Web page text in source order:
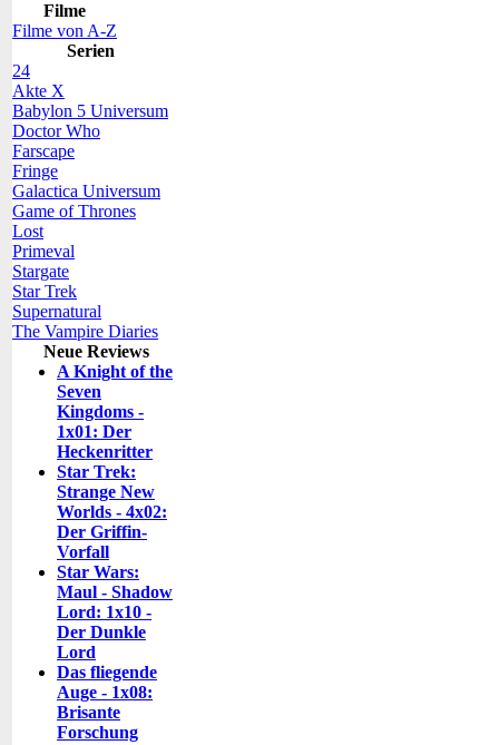
Filme
Filme von A-Z
Serien
24
Akte X
Babylon 5 Universum
Doctor Who
Farscape
Fringe
Galactica Universum
Game of Thrones
Lost
Primeval
Stargate
Star Trek
Supernatural
The Vampire Diaries
Neue Reviews
A Knight of the
Seven
Kingdoms -
1x01: Der
Heckenritter
Star Trek:
Strange New
Worlds - 4x02:
Der Griffin-
Vorfall
Star Wars:
Maul - Shadow
Lord: 1x10 -
Der Dunkle
Lord
Das fliegende
Auge - 1x08:
Brisante
Forschung